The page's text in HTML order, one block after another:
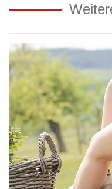
Granny’s
Streuobst
100%
zur
Top
Innovation
2020
gekürt